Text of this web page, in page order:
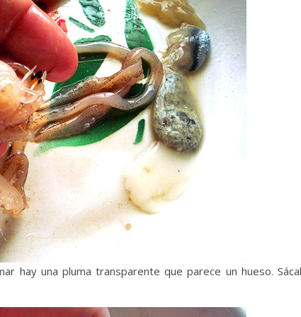
hay una pluma transparente que parece un hueso.